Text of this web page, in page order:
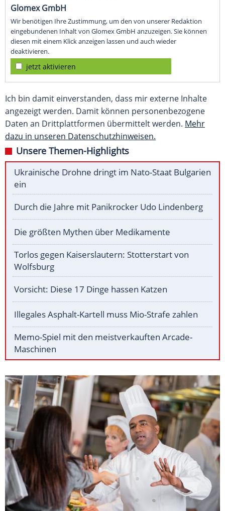
Glomex GmbH
Wir benötigen Ihre Zustimmung, um den von unserer Redaktion
eingebundenen Inhalt von Glomex GmbH anzuzeigen. Sie können
diesen mit einem Klick anzeigen lassen und auch wieder
deaktivieren.
jetzt aktivieren
Ich bin damit einverstanden, dass mir externe Inhalte
angezeigt werden. Damit können personenbezogene
Daten an Drittplattformen übermittelt werden. Mehr
dazu in unseren Datenschutzhinweisen.
Unsere Themen-Highlights
Ukrainische Drohne dringt im Nato-Staat Bulgarien
ein
Durch die Jahre mit Panikrocker Udo Lindenberg
Die größten Mythen über Medikamente
Torlos gegen Kaiserslautern: Stotterstart von
Wolfsburg
Vorsicht: Diese 17 Dinge hassen Katzen
Illegales Asphalt-Kartell muss Mio-Strafe zahlen
Memo-Spiel mit den meistverkauften Arcade-
Maschinen